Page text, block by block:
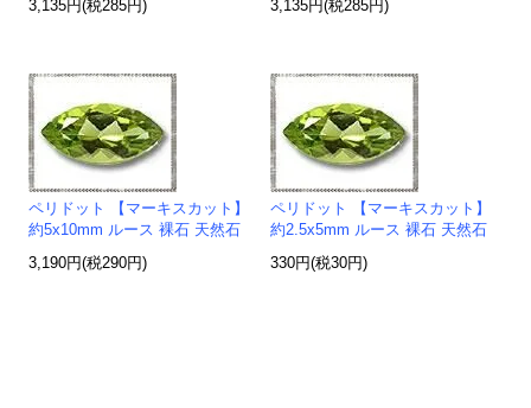
3,135円(税285円)
3,135円(税285円)
ペリドット 【マーキスカット】
約5x10mm ルース 裸石 天然石
3,190円(税290円)
ペリドット 【マーキスカット】
約2.5x5mm ルース 裸石 天然石
330円(税30円)